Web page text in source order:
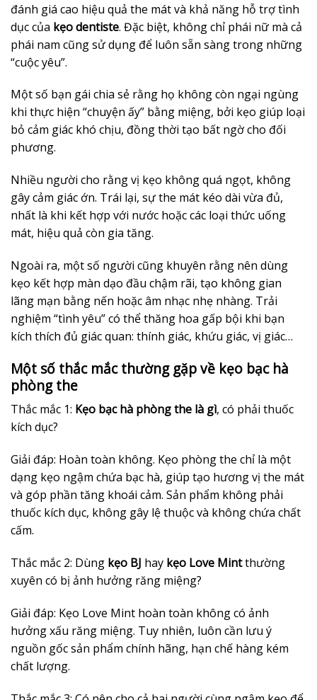
đánh giá cao hiệu quả the mát và khả năng hỗ trợ tình
dục của kẹo dentiste. Đặc biệt, không chỉ phái nữ mà cả
phái nam cũng sử dụng để luôn sẵn sàng trong những
“cuộc yêu”.
Một số bạn gái chia sẻ rằng họ không còn ngại ngùng
khi thực hiện “chuyện ấy” bằng miệng, bởi kẹo giúp loại
bỏ cảm giác khó chịu, đồng thời tạo bất ngờ cho đối
phương.
Nhiều người cho rằng vị kẹo không quá ngọt, không
gây cảm giác ớn. Trái lại, sự the mát kéo dài vừa đủ,
nhất là khi kết hợp với nước hoặc các loại thức uống
mát, hiệu quả còn gia tăng.
Ngoài ra, một số người cũng khuyên rằng nên dùng
kẹo kết hợp màn dạo đầu chậm rãi, tạo không gian
lãng mạn bằng nến hoặc âm nhạc nhẹ nhàng. Trải
nghiệm “tình yêu” có thể thăng hoa gấp bội khi bạn
kích thích đủ giác quan: thính giác, khứu giác, vị giác…
Một số thắc mắc thường gặp về kẹo bạc hà
phòng the
Thắc mắc 1: Kẹo bạc hà phòng the là gì, có phải thuốc
kích dục?
Giải đáp: Hoàn toàn không. Kẹo phòng the chỉ là một
dạng kẹo ngậm chứa bạc hà, giúp tạo hương vị the mát
và góp phần tăng khoái cảm. Sản phẩm không phải
thuốc kích dục, không gây lệ thuộc và không chứa chất
cấm.
Thắc mắc 2: Dùng kẹo BJ hay kẹo Love Mintthường
xuyên có bị ảnh hưởng răng miệng?
Giải đáp: Kẹo Love Mint hoàn toàn không có ảnh
hưởng xấu răng miệng. Tuy nhiên, luôn cần lưu ý
nguồn gốc sản phẩm chính hãng, hạn chế hàng kém
chất lượng.